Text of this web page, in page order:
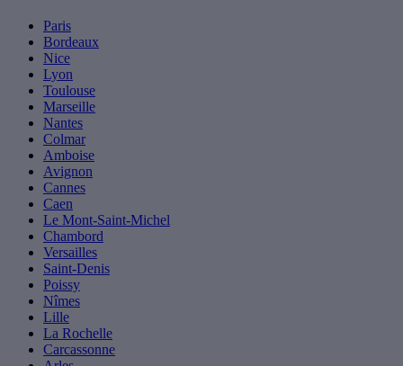
Paris
Bordeaux
Nice
Lyon
Toulouse
Marseille
Nantes
Colmar
Amboise
Avignon
Cannes
Caen
Le Mont-Saint-Michel
Chambord
Versailles
Saint-Denis
Poissy
Nîmes
Lille
La Rochelle
Carcassonne